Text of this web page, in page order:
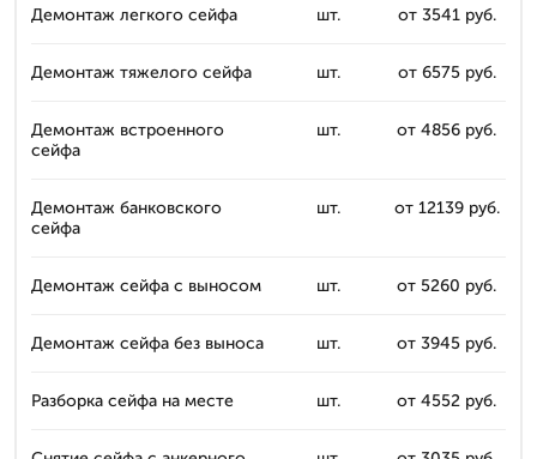
Демонтаж легкого сейфа шт. от 3541 руб.
Демонтаж тяжелого сейфа шт. от 6575 руб.
Демонтаж встроенного
сейфа
шт. от 4856 руб.
Демонтаж банковского
сейфа
шт. от 12139 руб.
Демонтаж сейфа с выносом шт. от 5260 руб.
Демонтаж сейфа без выноса шт. от 3945 руб.
Разборка сейфа на месте шт. от 4552 руб.